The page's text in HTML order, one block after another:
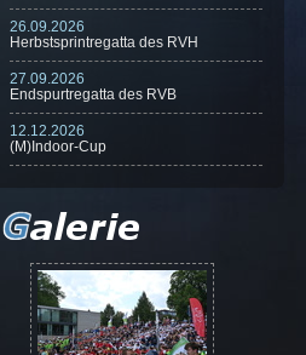
26.09.2026
Herbstsprintregatta des RVH
27.09.2026
Endspurtregatta des RVB
12.12.2026
(M)Indoor-Cup